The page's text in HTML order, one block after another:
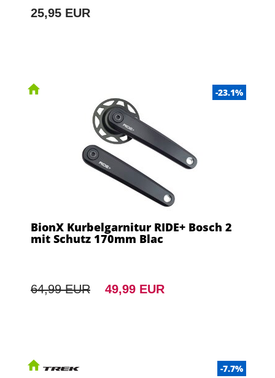
25,95 EUR
-23.1%
BionX Kurbelgarnitur RIDE+ Bosch 2
mit Schutz 170mm Blac
64,99 EUR 49,99 EUR
-7.7%